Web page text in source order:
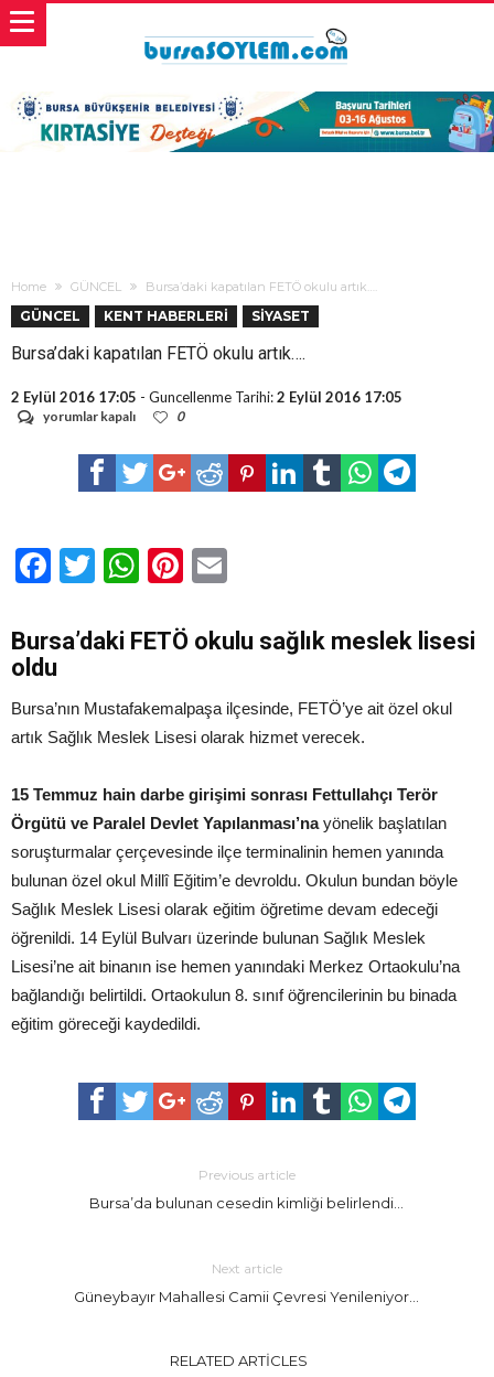
Home GÜNCEL Bursa’daki kapatılan FETÖ okulu artık….
GÜNCEL KENT HABERLERİ SİYASET
Bursa’daki kapatılan FETÖ okulu artık….
2 Eylül 2016 17:05 - Guncellenme Tarihi:2 Eylül 2016 17:05
Bursa’daki
yorumlar kapalı 0
Facebook
TwitterWhatsApp
Pinterest
Bursa’daki FETÖ okulu sağlık meslek lisesi
oldu
Bursa’nın Mustafakemalpaşa ilçesinde, FETÖ’ye ait özel okul
artık Sağlık Meslek Lisesi olarak hizmet verecek.
15 Temmuz hain darbe girişimi sonrası Fettullahçı Terör
Örgütü ve Paralel Devlet Yapılanması’nayönelik başlatılan
soruşturmalar çerçevesinde ilçe terminalinin hemen yanında
bulunan özel okul Millî Eğitim’e devroldu. Okulun bundan böyle
Sağlık Meslek Lisesi olarak eğitim öğretime devam edeceği
öğrenildi. 14 Eylül Bulvarı üzerinde bulunan Sağlık Meslek
Lisesi’ne ait binanın ise hemen yanındaki Merkez Ortaokulu’na
bağlandığı belirtildi. Ortaokulun 8. sınıf öğrencilerinin bu binada
eğitim göreceği kaydedildi.
Previous article
Bursa’da bulunan cesedin kimliği belirlendi…
Next article
Güneybayır Mahallesi Camii Çevresi Yenileniyor…
RELATED ARTICLES